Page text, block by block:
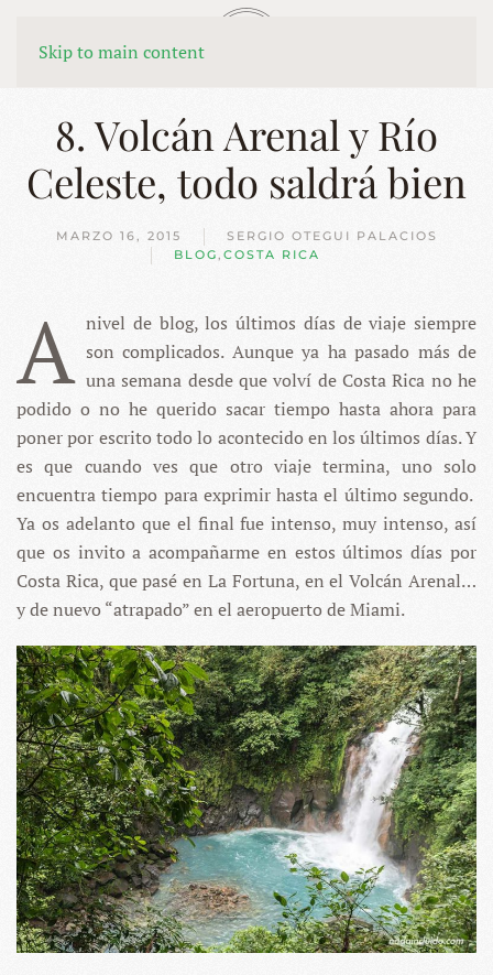
Skip to main content
MENÚ
8. Volcán Arenal y Río
Celeste, todo saldrá bien
MARZO 16, 2015
SERGIO OTEGUI PALACIOS
BLOG, COSTA RICA
A nivel de blog, los últimos días de viaje siempre
son complicados. Aunque ya ha pasado más de
una semana desde que volví de Costa Rica no he
podido o no he querido sacar tiempo hasta ahora para
poner por escrito todo lo acontecido en los últimos días. Y
es que cuando ves que otro viaje termina, uno solo
encuentra tiempo para exprimir hasta el último segundo.
Ya os adelanto que el final fue intenso, muy intenso, así
que os invito a acompañarme en estos últimos días por
Costa Rica, que pasé en La Fortuna, en el Volcán Arenal…
y de nuevo “atrapado” en el aeropuerto de Miami.